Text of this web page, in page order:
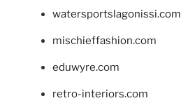
watersportslagonissi.com
mischieffashion.com
eduwyre.com
retro-interiors.com